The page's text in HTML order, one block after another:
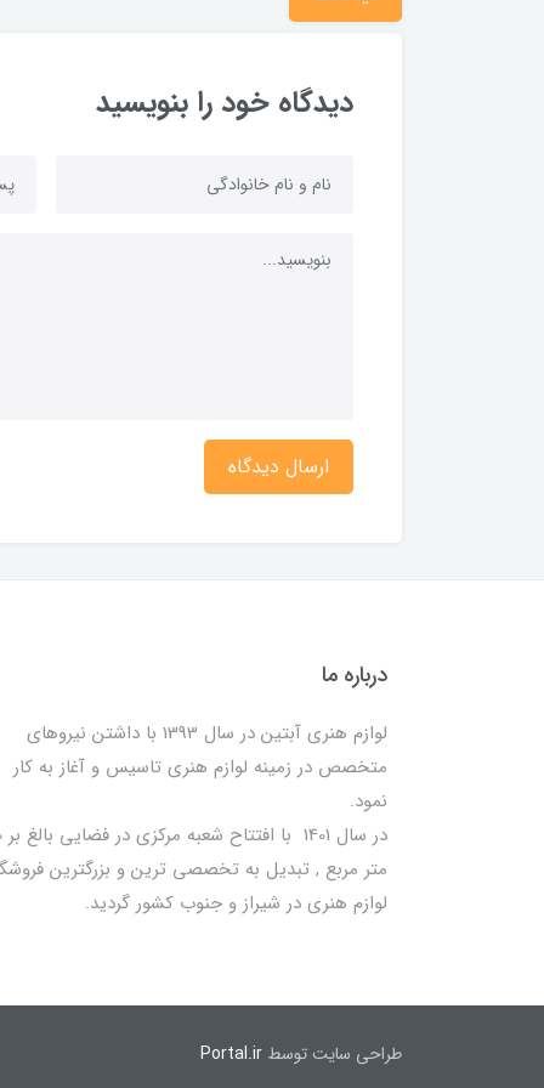
دیدگاه خود را بنویسید
ارسال دیدگاه
درباره ما
لوازم هنری آبتین در سال 1393 با داشتن نیروهای
متخصص در زمینه لوازم هنری تاسیس و آغاز به کار
نمود.
در
متر مربع , تبدیل به تخصصی ترین و بزرگترین
لوازم هنری در شیراز و جنوب کشور گردید.
طراحی سایت توسط Portal.ir